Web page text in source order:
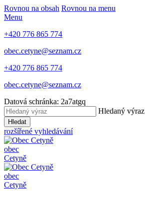
Rovnou na obsah Rovnou na menu
Menu
+420 776 865 774
obec.cetyne@seznam.cz
+420 776 865 774
obec.cetyne@seznam.cz
Datová schránka: 2a7atgq
Hledaný výraz
Hledat
rozšířené vyhledávání
obec
Cetyně
obec
Cetyně